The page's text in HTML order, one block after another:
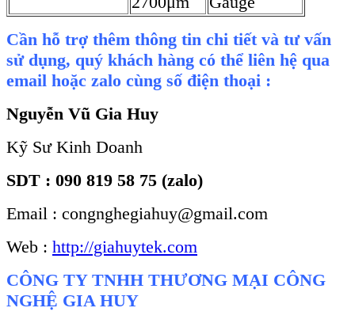
Cần hỗ trợ thêm thông tin chi tiết và tư vấn
sử dụng, quý khách hàng có thể liên hệ qua
email hoặc zalo cùng số điện thoại :
Nguyễn Vũ Gia Huy
Kỹ Sư Kinh Doanh
SDT : 090 819 58 75 (zalo)
Email : congnghegiahuy@gmail.com
Web : http://giahuytek.com
CÔNG TY TNHH THƯƠNG MẠI CÔNG
NGHỆ GIA HUY